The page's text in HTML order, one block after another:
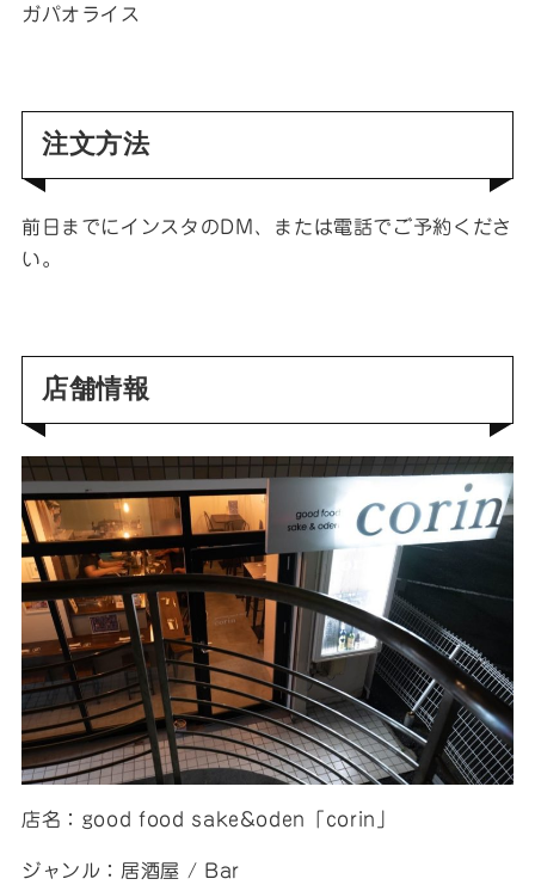
ガパオライス
注文方法
前日までにインスタのDM、または電話でご予約くださ
い。
店舗情報
店名：good food sake&oden「corin」
ジャンル：居酒屋 / Bar